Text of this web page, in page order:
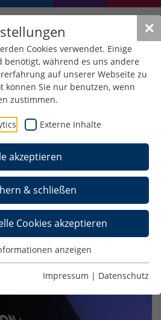
✕
Cookies verwendet. Einige
benötigt, während es uns andere
auf unserer Webseite zu
können Sie nur benutzen, wenn
zustimmen.
Externe Inhalte
akzeptieren
& schließen
Cookies akzeptieren
anzeigen
Impressum | Datenschutz
Legal
for
AI
18:00